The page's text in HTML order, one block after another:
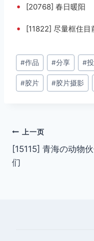
• [20768] 春日暖阳
• [11822] 尽量框住目
文
章
标
#作品 #分享 #
#胶片 #胶片摄影
文
章
上一页
[15115] 青海の动物
们